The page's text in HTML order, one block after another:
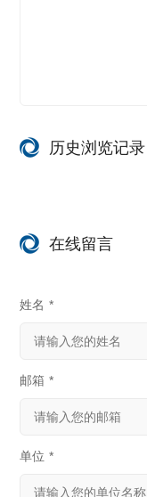
历史浏览记录
在线留言
姓名 *
邮箱 *
单位 *